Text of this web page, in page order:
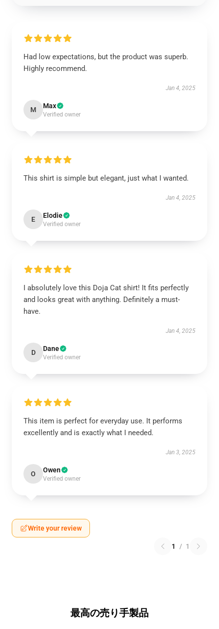
Had low expectations, but the product was superb.
Highly recommend.
Jan 4, 2025
M Max
Verified owner
This shirt is simple but elegant, just what I wanted.
Jan 4, 2025
E Elodie
Verified owner
I absolutely love this Doja Cat shirt! It fits perfectly
and looks great with anything. Definitely a must-
have.
Jan 4, 2025
D Dane
Verified owner
This item is perfect for everyday use. It performs
excellently and is exactly what I needed.
Jan 3, 2025
O Owen
Verified owner
Write your review
1 / 1
最高の売り手製品